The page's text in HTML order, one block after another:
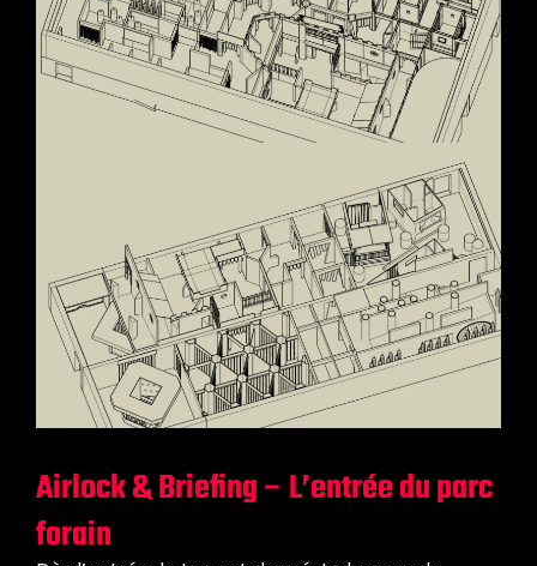
Airlock & Briefing – L’entrée du parc
forain